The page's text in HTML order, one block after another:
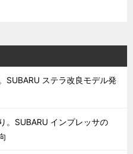
SUBARU ステラ改良モデル発
。SUBARU インプレッサの